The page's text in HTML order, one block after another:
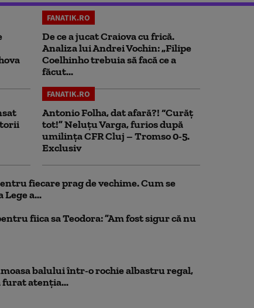
FANATIK.RO
De ce a jucat Craiova cu frică.
Analiza lui Andrei Vochin: „Filipe
Coelhinho trebuia să facă ce a
făcut...
FANATIK.RO
Antonio Folha, dat afară?! “Curăț
tot!” Neluțu Varga, furios după
umilința CFR Cluj – Tromso 0-5.
Exclusiv
fiecare prag de vechime. Cum se
a...
fiica sa Teodora: ”Am fost sigur că nu
balului într-o rochie albastru regal,
furat atenția...